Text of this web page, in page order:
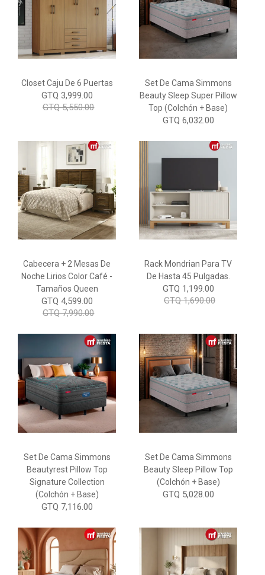
Closet Caju De 6 Puertas
GTQ 3,999.00
GTQ 5,550.00
Set De Cama Simmons
Beauty Sleep Super Pillow
Top (colchón + Base)
GTQ 6,032.00
Cabecera + 2 Mesas De
Noche Lirios Color Café -
Tamaños Queen
GTQ 4,599.00
GTQ 7,990.00
Rack Mondrian Para TV
De Hasta 45 Pulgadas.
GTQ 1,199.00
GTQ 1,690.00
Set De Cama Simmons
Beautyrest Pillow Top
Signature Collection
(Colchón + Base)
GTQ 7,116.00
Set De Cama Simmons
Beauty Sleep Pillow Top
(Colchón + Base)
GTQ 5,028.00